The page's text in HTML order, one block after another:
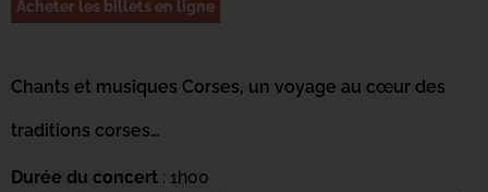
Acheter les billets en ligne
Chants et musiques Corses, un voyage au cœur des
traditions corses…
Durée du concert : 1h00